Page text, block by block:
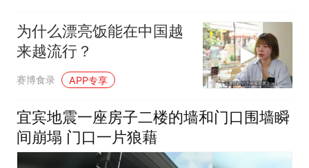
为什么漂亮饭能在中国越
来越流行？
赛博食录 APP专享
宜宾地震一座房子二楼的墙和门口围墙瞬
间崩塌 门口一片狼藉